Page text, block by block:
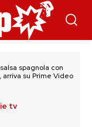
spagnola con
su Prime Video
tv